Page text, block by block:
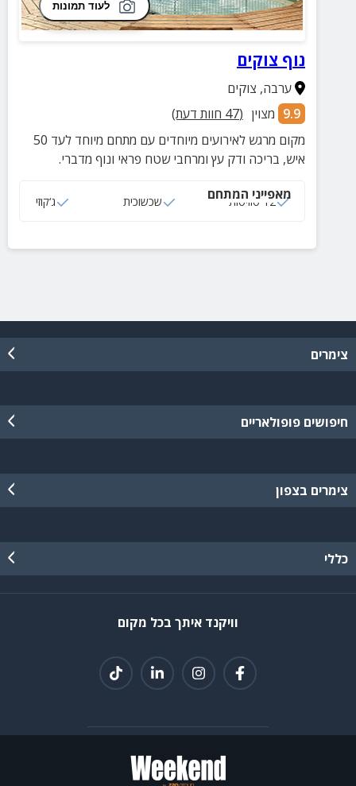
לעוד תמונות
נוף צוקים
ערבה, צוקים
9.9 מצוין (
47 חוות דעת)
מקום מרגש לאירועים מיוחדים עם מתחם מיוחד לעד 50
איש, בריכה ודק עץ ומרחבי שטח פראי ונוף מדברי.
מאפייני המתחם
12 סוויטות שכשוכית ג‘קוזי
צימרים
חיפושים פופולאריים
צימרים בצפון
כללי
וויקנד איתך בכל מקום